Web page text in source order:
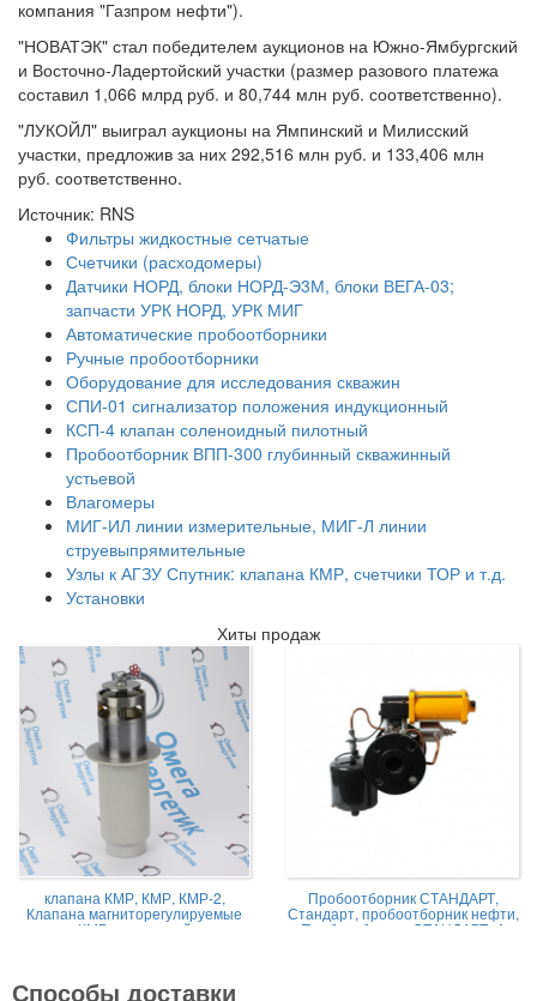
компания "Газпром нефти").
"НОВАТЭК" стал победителем аукционов на Южно-Ямбургский
и Восточно-Ладертойский участки (размер разового платежа
составил 1,066 млрд руб. и 80,744 млн руб. соответственно).
"ЛУКОЙЛ" выиграл аукционы на Ямпинский и Милисский
участки, предложив за них 292,516 млн руб. и 133,406 млн
руб. соответственно.
Источник: RNS
Фильтры жидкостные сетчатые
Счетчики (расходомеры)
Датчики НОРД, блоки НОРД-Э3М, блоки ВЕГА-03;
запчасти УРК НОРД, УРК МИГ
Автоматические пробоотборники
Ручные пробоотборники
Оборудование для исследования скважин
СПИ-01 сигнализатор положения индукционный
КСП-4 клапан соленоидный пилотный
Пробоотборник ВПП-300 глубинный скважинный
устьевой
Влагомеры
МИГ-ИЛ линии измерительные, МИГ-Л линии
струевыпрямительные
Узлы к АГЗУ Спутник: клапана КМР, счетчики ТОР и т.д.
Установки
Хиты продаж
клапана КМР, КМР, КМР-2,
Клапана магниторегулируемые
КМР жидкостной
Пробоотборник СТАНДАРТ,
Стандарт, пробоотборник нефти,
Пробоотборник СТАНДАРТ -А
Способы доставки